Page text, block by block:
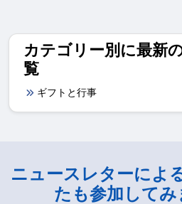
カテゴリー別に最新
覧
ギフトと行事
ニュースレターによ
たも参加してみ